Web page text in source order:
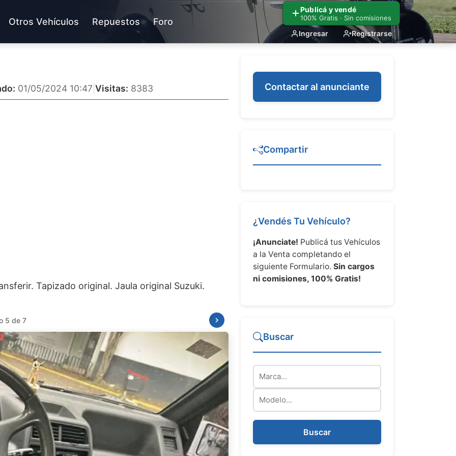
Publicá y vendé
100% Gratis · Sin comisiones
Ingresar Registrarse
Otros Vehículos Repuestos Foro
01/05/2024 10:47 Visitas: 8383
6 de 7
Contactar al anunciante
Compartir
¿Vendés Tu Vehículo?
¡Anunciate! Publicá tus Vehículos
a la Venta completando el
siguiente Formulario. Sin cargos
ni comisiones, 100% Gratis!
Buscar
Buscar